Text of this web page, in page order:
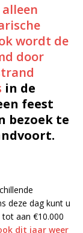
wordt de
door
in de
feest
bezoek te
deze dag kunt u
aan €10.000
dit jaar weer